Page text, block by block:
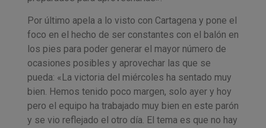
Por último apela a lo visto con Cartagena y pone el
foco en el hecho de ser constantes con el balón en
los pies para poder generar el mayor número de
ocasiones posibles y aprovechar las que se
pueda: «La victoria del miércoles ha sentado muy
bien. Hemos tenido poco margen, solo ayer y hoy
pero el equipo ha trabajado muy bien en este parón
y se vio reflejado el otro día. El tema es que no hay